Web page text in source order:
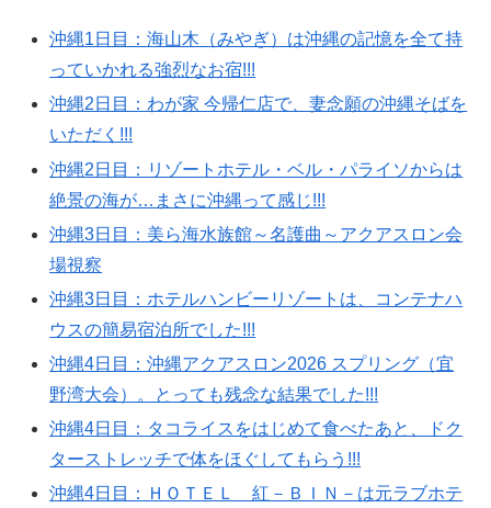
沖縄1日目：海山木（みやぎ）は沖縄の記憶を全て持
っていかれる強烈なお宿!!!
沖縄2日目：わが家 今帰仁店で、妻念願の沖縄そばを
いただく!!!
沖縄2日目：リゾートホテル・ベル・パライソからは
絶景の海が…まさに沖縄って感じ!!!
沖縄3日目：美ら海水族館～名護曲～アクアスロン会
場視察
沖縄3日目：ホテルハンビーリゾートは、コンテナハ
ウスの簡易宿泊所でした!!!
沖縄4日目：沖縄アクアスロン2026 スプリング（宜
野湾大会）。とっても残念な結果でした!!!
沖縄4日目：タコライスをはじめて食べたあと、ドク
ターストレッチで体をほぐしてもらう!!!
沖縄4日目：ＨＯＴＥＬ 紅－ＢＩＮ－は元ラブホテ